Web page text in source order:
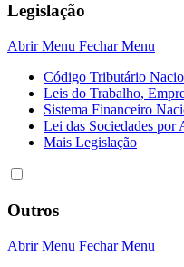
Legislação
Abrir Menu Fechar Menu
Código Tributário
Leis do Trabalho,
Sistema Financeiro
Lei das Sociedades por
Mais Legislação
Outros
Abrir Menu Fechar Menu